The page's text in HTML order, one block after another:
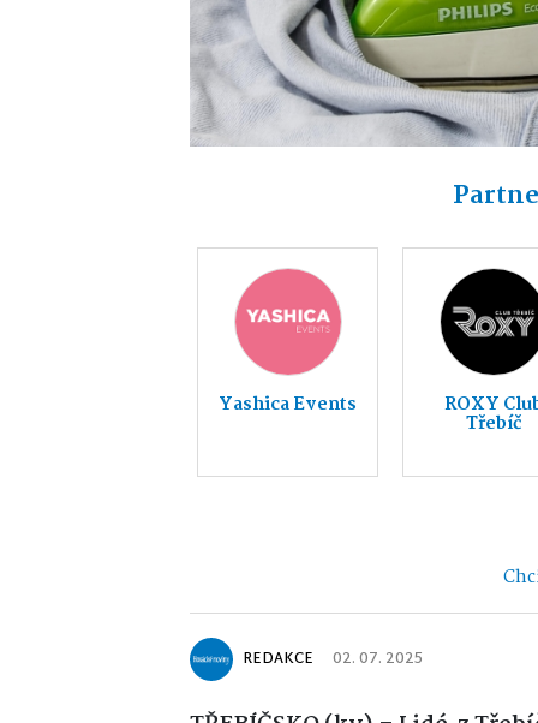
Yashica Events ROXY
Třebíč
REDAKCE 02. 07. 2025